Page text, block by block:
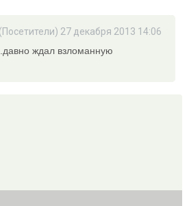
(Посетители) 27 декабря 2013 14:06
.давно ждал взломанную